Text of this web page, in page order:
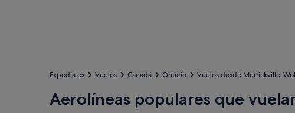
Expedia.es Vuelos Canadá Ontario Vuelos desde Merrickville-
Aerolíneas populares que